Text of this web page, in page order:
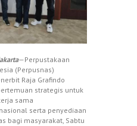
—Perpustakaan
(Perpusnas)
Raja Grafindo
strategis untuk
sama
serta penyediaan
bagi masyarakat, Sabtu